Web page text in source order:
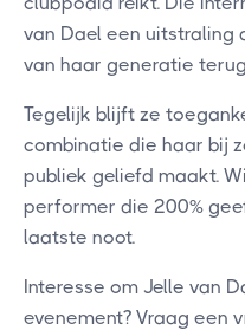
van Dael een uitstraling
van haar generatie
Tegelijk blijft ze
combinatie die haar bij
publiek geliefd maakt.
performer die 200%
laatste noot.
Interesse om Jelle van
evenement? Vraag een